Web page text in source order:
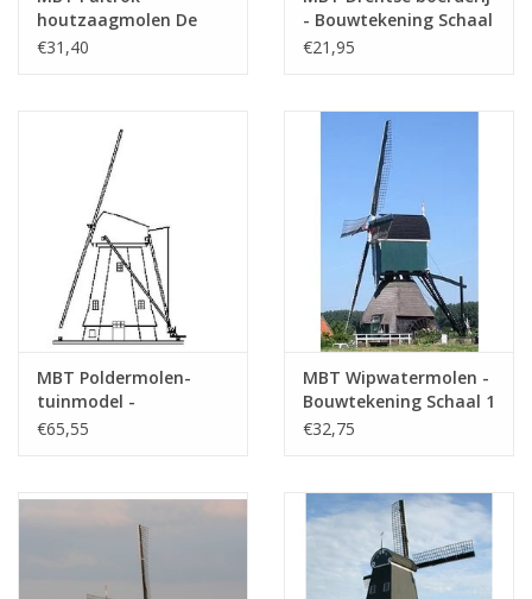
houtzaagmolen De
Eenhoorn -
€31,40
- Bouwtekening Schaal
1 : 87 (30.06.005)
€21,95
MBT Poldermolen-
tuinmodel -
Bouwtekening Schaal 1
€65,55
MBT Wipwatermolen -
Bouwtekening Schaal 1
: 100 (30.06.007)
€32,75